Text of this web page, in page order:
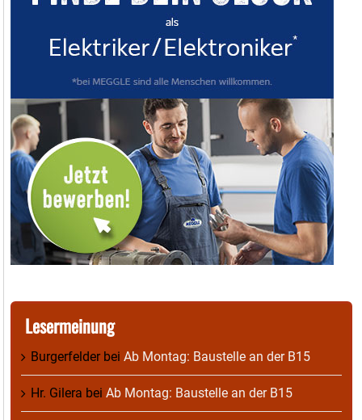
Lesermeinung
Burgerfelderbei Ab Montag: Baustelle an der B15
Hr. Gilera bei Ab Montag: Baustelle an der B15